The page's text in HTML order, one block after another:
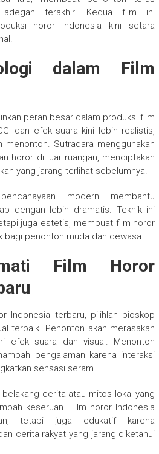
adegan terakhir. Kedua film ini
horor Indonesia kini setara
dalam Film
peran besar dalam produksi film
dan efek suara kini lebih realistis,
menonton. Sutradara menggunakan
horor di luar ruangan, menciptakan
yang jarang terlihat sebelumnya.
modern membantu
dengan lebih dramatis. Teknik ini
juga estetis, membuat film horor
bagi penonton muda dan dewasa.
Film Horor
Indonesia terbaru, pilihlah bioskop
terbaik. Penonton akan merasakan
efek suara dan visual. Menonton
pengalaman karena interaksi
sensasi seram.
cerita atau mitos lokal yang
keseruan. Film horor Indonesia
tetapi juga edukatif karena
cerita rakyat yang jarang diketahui